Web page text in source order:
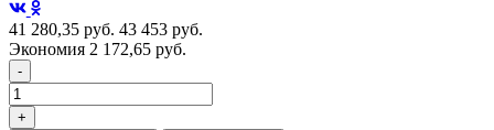
41 280,35 руб. 43 453 руб.
Экономия 2 172,65 руб.
-
+